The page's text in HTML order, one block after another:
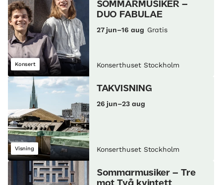
Konsert
SOMMARMUSIKER –
DUO FABULAE
27 jun–16 aug Gratis
Konserthuset Stockholm
Visning
TAKVISNING
26 jun–23 aug
Konserthuset Stockholm
Sommarmusiker – Tre